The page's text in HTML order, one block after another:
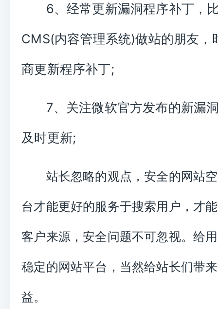
6、经常更新漏洞程序补丁，
CMS(内容管理系统)做站的朋友，
商更新程序补丁;
7、关注微软官方发布的新漏
及时更新;
站长忽略的观点，安全的网站空
台才能更好的服务于搜索用户，才
客户来源，安全问题不可忽视。给
稳定的网站平台，当然给站长们带
益。